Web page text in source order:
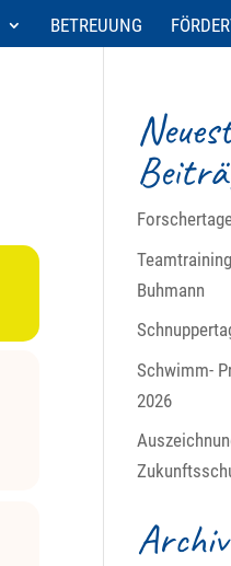
BETREUUNG
Buhmann
Schwimm-
2026
Archiv